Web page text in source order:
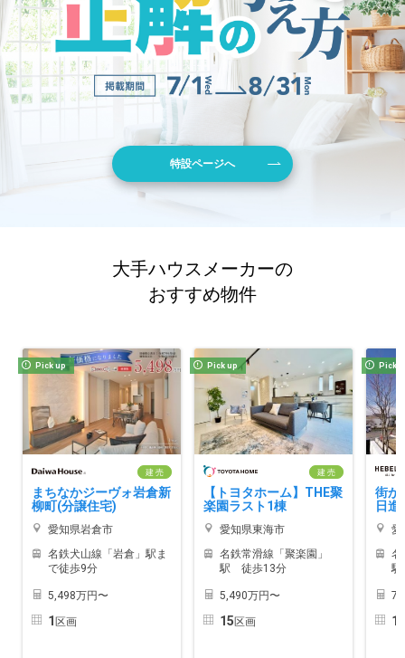
特設ページへ
大手ハウスメーカーの
おすすめ物件
Pick up
建 売
まちなかジーヴォ岩倉新
柳町(分譲住宅)
愛知県岩倉市
名鉄犬山線「岩倉」駅ま
で徒歩9分
5,498万円〜
1 区画
Pick up
建 売
【トヨタホーム】THE聚
楽園ラスト1棟
愛知県東海市
名鉄常滑線「聚楽園」
駅 徒歩13分
5,490万円〜
15 区画
Pick
街
日進
愛
名
駅
1